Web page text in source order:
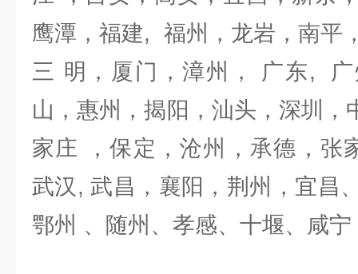
鹰潭，福建, 福州，龙岩，南平
三 明，厦门，漳州， 广东,
山，惠州，揭阳，汕头，深圳
家庄 ，保定，沧州，承德，张
武汉, 武昌，襄阳，荆州，宜昌
鄂州 、随州、孝感、十堰、咸宁